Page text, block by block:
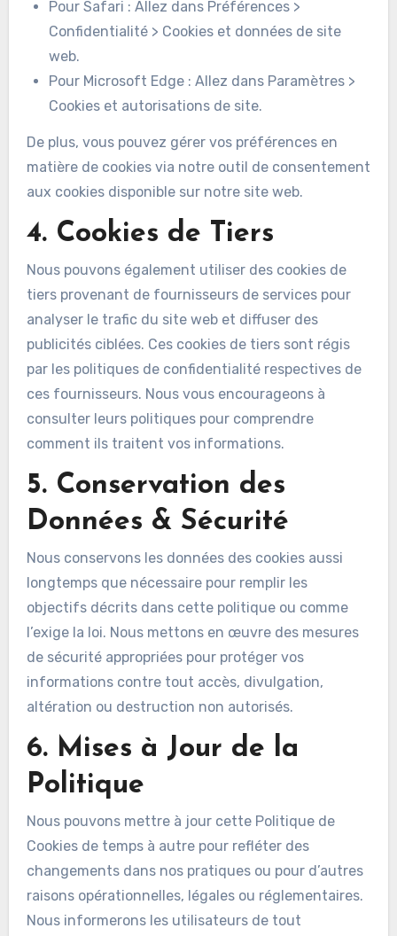
Pour Safari : Allez dans Préférences >
Confidentialité > Cookies et données de site
web.
Pour Microsoft Edge : Allez dans Paramètres >
Cookies et autorisations de site.
De plus, vous pouvez gérer vos préférences en
matière de cookies via notre outil de consentement
aux cookies disponible sur notre site web.
4. Cookies de Tiers
Nous pouvons également utiliser des cookies de
tiers provenant de fournisseurs de services pour
analyser le trafic du site web et diffuser des
publicités ciblées. Ces cookies de tiers sont régis
par les politiques de confidentialité respectives de
ces fournisseurs. Nous vous encourageons à
consulter leurs politiques pour comprendre
comment ils traitent vos informations.
5. Conservation des
Données & Sécurité
Nous conservons les données des cookies aussi
longtemps que nécessaire pour remplir les
objectifs décrits dans cette politique ou comme
l’exige la loi. Nous mettons en œuvre des mesures
de sécurité appropriées pour protéger vos
informations contre tout accès, divulgation,
altération ou destruction non autorisés.
6. Mises à Jour de la
Politique
Nous pouvons mettre à jour cette Politique de
Cookies de temps à autre pour refléter des
changements dans nos pratiques ou pour d’autres
raisons opérationnelles, légales ou réglementaires.
Nous informerons les utilisateurs de tout